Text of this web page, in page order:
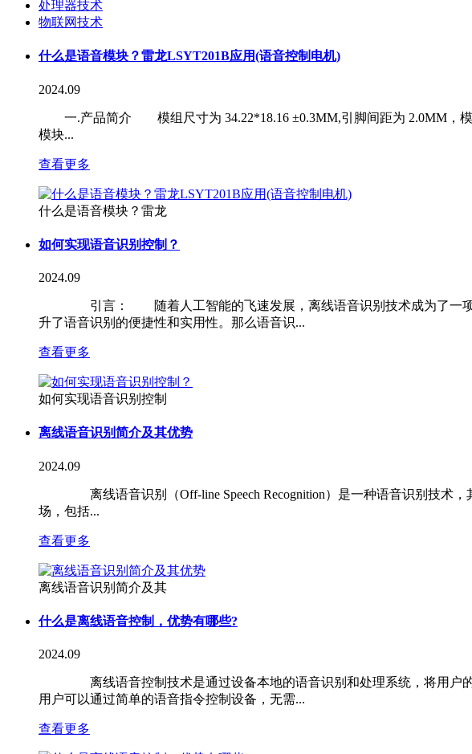
处理器技术
物联网技术
什么是语音模块？雷龙LSYT201B应用(语音控制电机)
2024.09
一.产品简介 模组尺寸为 34.22*18.16 ±0.3MM,引脚间距为 2.0MM，
模块...
查看更多
什么是语音模块？雷龙
如何实现语音识别控制？
2024.09
引言： 随着人工智能的飞速发展，离线语音识别技术成为了一项备
升了语音识别的便捷性和实用性。那么语音识...
查看更多
如何实现语音识别控制
离线语音识别简介及其优势
2024.09
离线语音识别（Off-line Speech Recognition）是一种语音识别技术，
场，包括...
查看更多
离线语音识别简介及其
什么是离线语音控制，优势有哪些?
2024.09
离线语音控制技术是通过设备本地的语音识别和处理系统，将用户的语
用户可以通过简单的语音指令控制设备，无需...
查看更多